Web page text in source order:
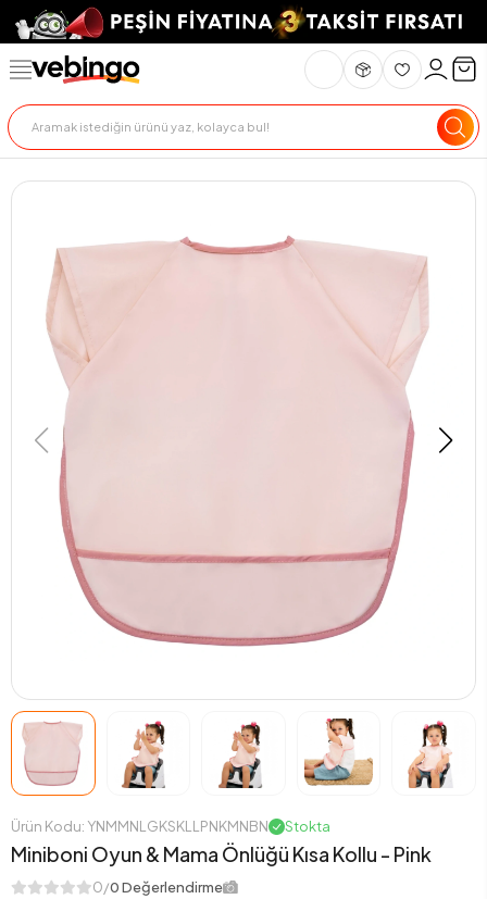
Ürün Kodu: YNMMNLGKSKLLPNKMNBN Stokta
Miniboni Oyun & Mama Önlüğü Kısa Kollu - Pink
0/0 Değerlendirme
Genel Bakış Ürün Açıklaması Teknik Özellikler Teslimat Ve İade